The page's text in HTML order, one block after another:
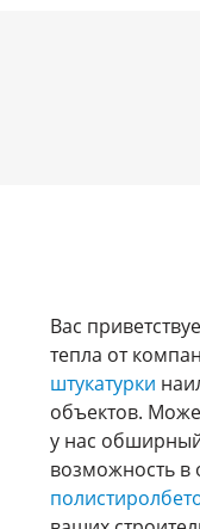
Вас
тепла от
штукатурки
объектов.
у нас
возможность в